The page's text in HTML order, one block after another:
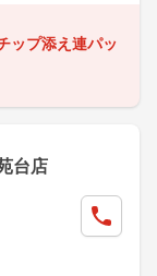
ップ添え連パッ
台店